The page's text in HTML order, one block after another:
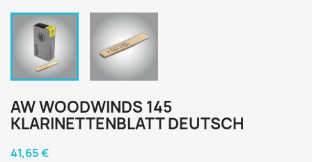
AW WOODWINDS 145
KLARINETTENBLATT DEUTSCH
41,65 €